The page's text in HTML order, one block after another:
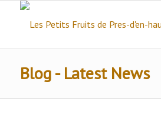
Blog - Latest News